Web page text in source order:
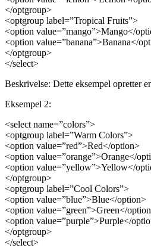
</optgroup>
<optgroup label=”Tropical Fruits”>
<option value=”mango”>Mango</
<option value=”banana”>Banana</
</optgroup>
</select>
Beskrivelse: Dette eksempel opretter
Eksempel 2:
<select name=”colors”>
<optgroup label=”Warm Colors”>
<option value=”red”>Red</option>
<option value=”orange”>Orange</
<option value=”yellow”>Yellow</
</optgroup>
<optgroup label=”Cool Colors”>
<option value=”blue”>Blue</option>
<option value=”green”>Green</
<option value=”purple”>Purple</
</optgroup>
</select>